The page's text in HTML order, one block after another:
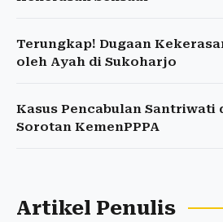
Terungkap! Dugaan
oleh Ayah di Sukoharjo
Kasus Pencabulan Santriwati
Sorotan KemenPPPA
Artikel Penulis